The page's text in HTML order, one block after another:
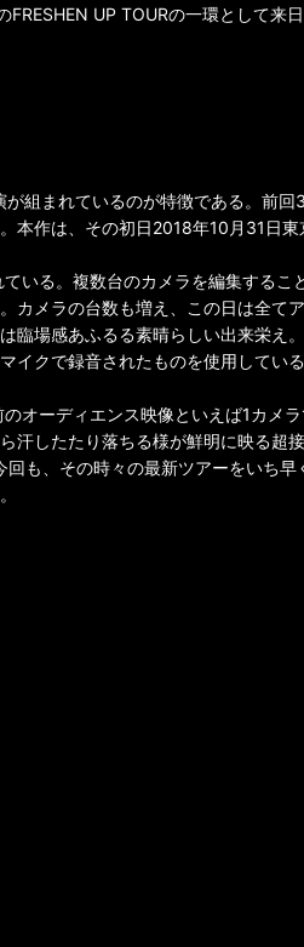
UP TOURの一環として来
組まれているのが特徴である。前
作は、その初日2018年10月31日
る。複数台のカメラを編集する
メラの台数も増え、この日は全
場感あふるる素晴らしい出来栄
クで録音されたものを使用してい
ーディエンス映像といえば1カメ
したたり落ちる様が鮮明に映る
も、その時々の最新ツアーをいち